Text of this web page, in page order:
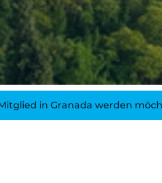
in Granada werden